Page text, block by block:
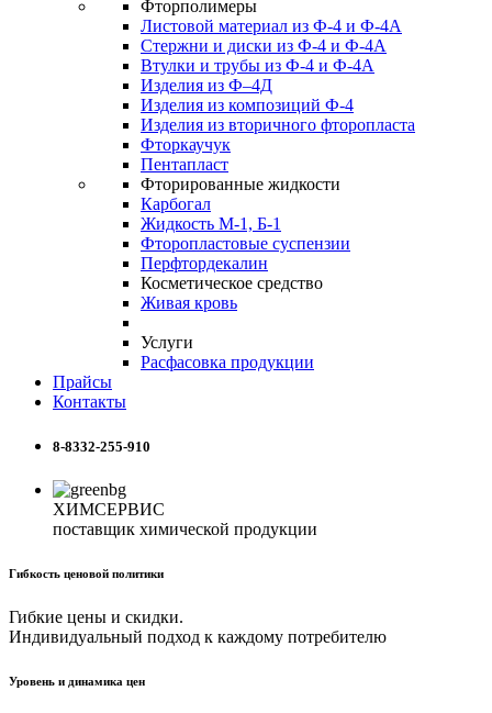
Фторполимеры
Листовой материал из Ф-4 и Ф-4А
Стержни и диски из Ф-4 и Ф-4А
Втулки и трубы из Ф-4 и Ф-4А
Изделия из Ф–4Д
Изделия из композиций Ф-4
Изделия из вторичного фторопласта
Фторкаучук
Пентапласт
Фторированные жидкости
Карбогал
Жидкость М-1, Б-1
Фторопластовые суспензии
Перфтордекалин
Косметическое средство
Живая кровь
Услуги
Расфасовка продукции
Прайсы
Контакты
8-8332-255-910
ХИМСЕРВИС
поставщик химической продукции
Гибкость ценовой политики
Гибкие цены и скидки.
Индивидуальный подход к каждому потребителю
Уровень и динамика цен